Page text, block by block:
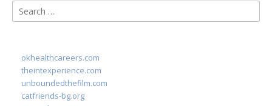
Search
for:
okhealthcareers.com
theintexperience.com
unboundedthefilm.com
catfriends-bg.org